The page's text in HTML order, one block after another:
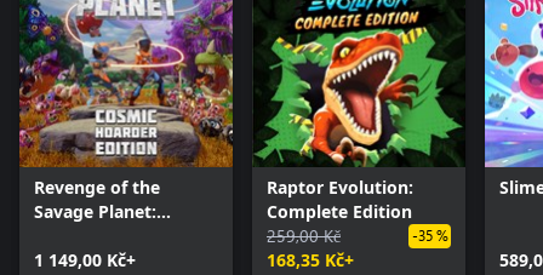
Revenge of the
Savage Planet:
Edition
1 149,00 Kč+
Raptor Evolution:
Complete Edition
259,00 Kč
168,35 Kč+
-35 %